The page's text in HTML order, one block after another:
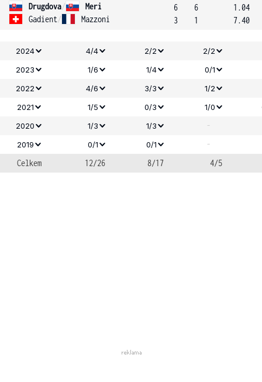
Drugdova/
Meri
Gadient/ Mazzoni
6
3
6
1
1.04
7.40
2024 4/4 2/2
2/2
2023
1/6 1/4
0/1
2022
4/6 3/3
1/2
2021
1/5 0/3 1/0
2020
1/3 1/3 -
2019 0/1 0/1
-
Celkem
12/26 8/17 4/5